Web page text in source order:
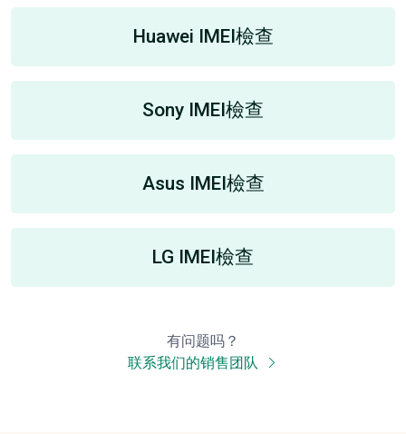
Huawei IMEI檢查
Sony IMEI檢查
Asus IMEI檢查
LG IMEI檢查
有问题吗？
联系我们的销售团队